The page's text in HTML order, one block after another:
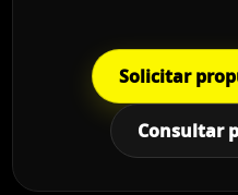
Solicitar
Consultar